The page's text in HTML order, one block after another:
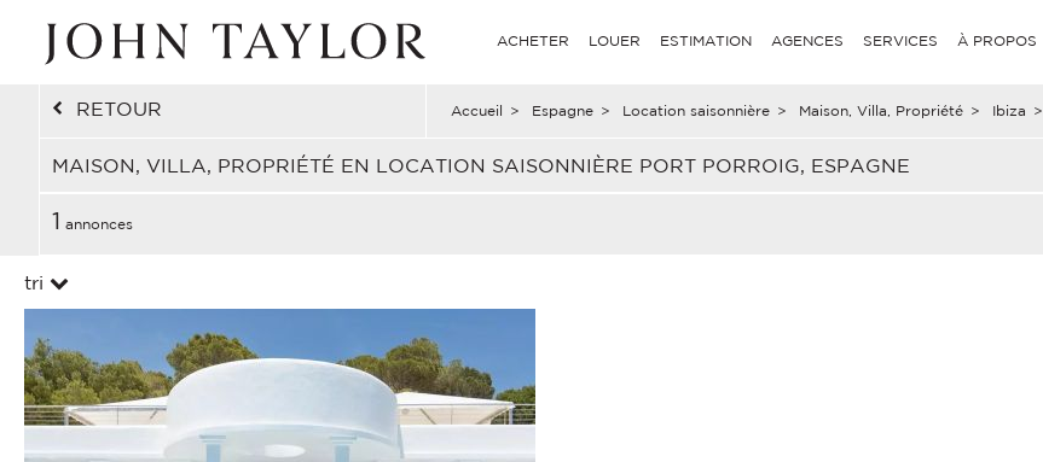
ACHETER LOUER ESTIMATION AGENCES SERVICES À PROPOS
RETOUR Accueil > Espagne > Location saisonnière > Maison, Villa, Propriété > Ibiza >
MAISON, VILLA, PROPRIÉTÉ EN LOCATION SAISONNIÈRE PORT PORROIG, ESPAGNE
1 annonces
tri